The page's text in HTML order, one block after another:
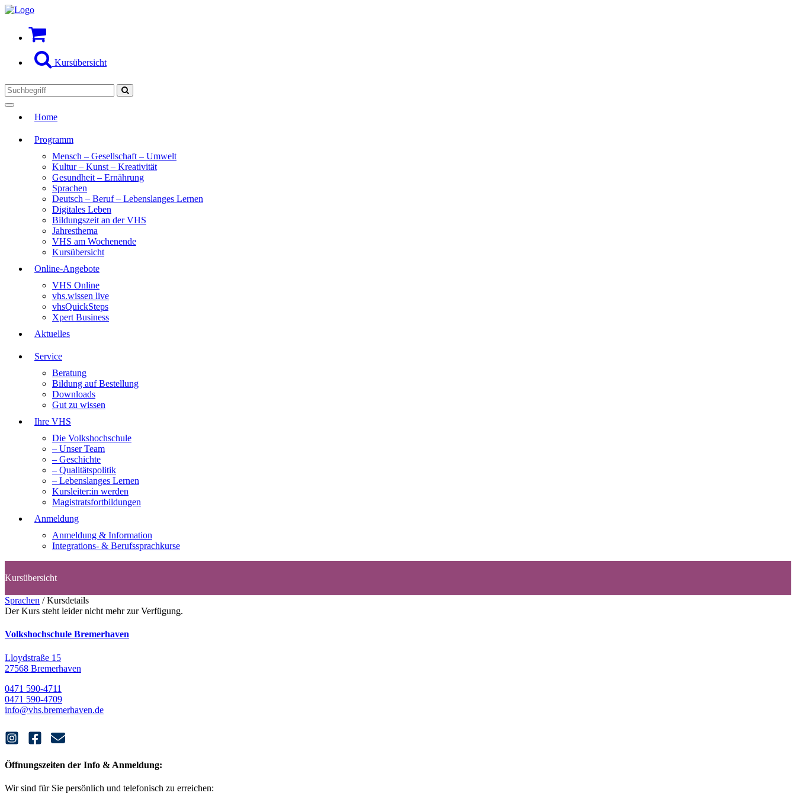
Kursübersicht
Toggle
navigationHome
Programm
Mensch – Gesellschaft – Umwelt
Kultur – Kunst – Kreativität
Gesundheit – Ernährung
Sprachen
Deutsch – Beruf – Lebenslanges Lernen
Digitales Leben
Bildungszeit an der VHS
Jahresthema
VHS am Wochenende
Kursübersicht
Online-Angebote
VHS Online
vhs.wissen live
vhsQuickSteps
Xpert Business
Aktuelles
Service
Beratung
Bildung auf Bestellung
Downloads
Gut zu wissen
Ihre VHS
Die Volkshochschule
– Unser Team
– Geschichte
– Qualitätspolitik
– Lebenslanges Lernen
Kursleiter:in werden
Magistratsfortbildungen
Anmeldung
Anmeldung & Information
Integrations- & Berufssprachkurse
Sprachen /Kursdetails
Der Kurs steht leider nicht mehr zur Verfügung.
Volkshochschule Bremerhaven
Lloydstraße 15
27568 Bremerhaven
0471 590-4711
0471 590-4709
info@vhs.bremerhaven.de
Öffnungszeiten der Info & Anmeldung:
Wir sind für Sie persönlich und telefonisch zu erreichen: